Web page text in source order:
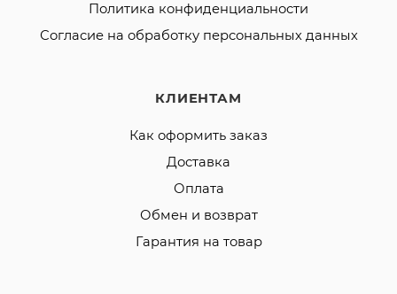
Политика конфиденциальности
Согласие на обработку персональных данных
КЛИЕНТАМ
Как оформить заказ
Доставка
Оплата
Обмен и возврат
Гарантия на товар